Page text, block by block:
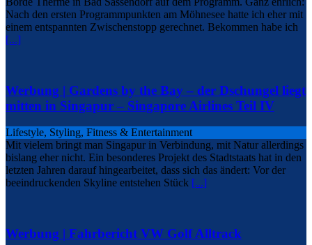
Nach den ersten Programmpunkten am Möhnesee hatte ich eher mit
einem entspannten Zwischenstopp gerechnet. Bekommen habe ich
[...]
Werbung | Gardens by the Bay – der Dschungel liegt
mitten in Singapur – Singapore Airlines Teil IV
Lifestyle, Styling, Fitness & Entertainment
Mit vielem bringt man Singapur in Verbindung, mit Natur allerdings
bislang eher nicht. Ein besonderes Projekt des Stadtstaats hat in den
letzten Jahren darauf hingearbeitet, dass sich das ändert: Vor der
beeindruckenden Skyline entstehen Stück [...]
Werbung | Fahrbericht VW Golf Alltrack